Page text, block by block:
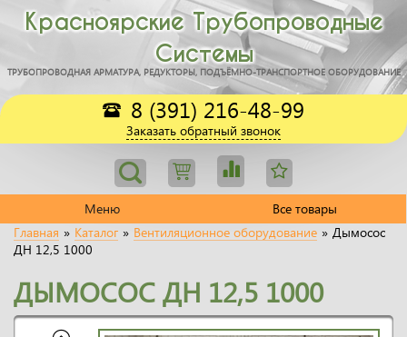
Красноярские Трубопроводные
Системы
ТРУБОПРОВОДНАЯ АРМАТУРА, РЕДУКТОРЫ, ПОДЪЁМНО-ТРАНСПОРТНОЕ ОБОРУДОВАНИЕ
8 (391) 216-48-99
Заказать обратный звонок
Меню
Все товары
Главная » Каталог » Вентиляционное оборудование » Дымосос
ДН 12,5 1000
ДЫМОСОС ДН 12,5 1000